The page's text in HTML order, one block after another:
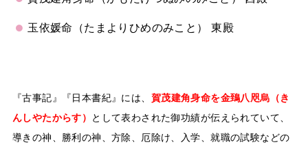
玉依媛命（たまよりひめのみこと） 東殿
『古事記』『日本書紀』には、 賀茂建角身命を金鵄八咫烏（き
んしやたからす）
として表わされた御功績が伝えられていて、
導きの神、勝利の神、方除、厄除け、入学、就職の試験などの